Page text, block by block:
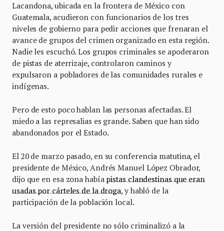
Lacandona, ubicada en la frontera de México con
Guatemala, acudieron con funcionarios de los tres
niveles de gobierno para pedir acciones que frenaran el
avance de grupos del crimen organizado en esta región.
Nadie les escuchó. Los grupos criminales se apoderaron
de pistas de aterrizaje, controlaron caminos y
expulsaron a pobladores de las comunidades rurales e
indígenas.
Pero de esto poco hablan las personas afectadas. El
miedo a las represalias es grande. Saben que han sido
abandonados por el Estado.
El 20 de marzo pasado, en su conferencia matutina, el
presidente de México, Andrés Manuel López Obrador,
dijo que en esa zona habíapistas clandestinas que eran
usadas por cárteles de la droga, y habló de la
participación de la población local.
La versión del presidente no sólo criminalizó a la